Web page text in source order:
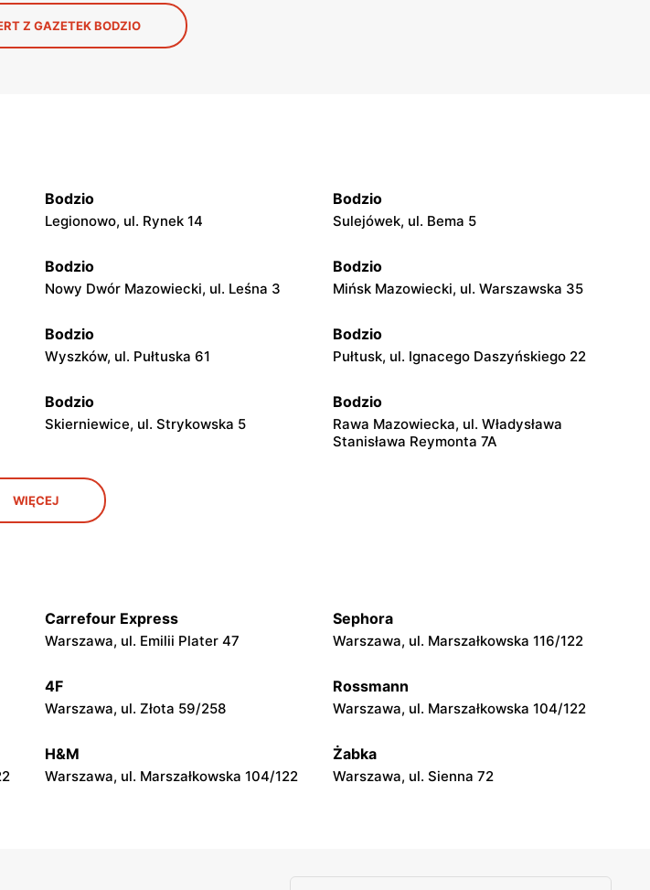
Z GAZETEK BODZIO
Bodzio
Legionowo, ul. Rynek 14
Bodzio
Sulejówek, ul. Bema 5
Bodzio
Nowy Dwór Mazowiecki, ul. Leśna 3
Bodzio
Mińsk Mazowiecki, ul. Warszawska 35
Bodzio
Wyszków, ul. Pułtuska 61
Bodzio
Pułtusk, ul. Ignacego Daszyńskiego 22
Bodzio
Skierniewice, ul. Strykowska 5
Bodzio
Rawa Mazowiecka, ul. Władysława
Stanisława Reymonta 7A
Bodzio
Kozienice, ul. Warszawska 34
Bodzio
Ostrołęka, ul. Henryka Sienkiewicza
Bodzio
Tomaszów Mazowiecki, ul. Smugowa 2
Bodzio Bodzio
WIĘCEJ
Carrefour Express
Warszawa, ul. Emilii Plater 47
Sephora
Warszawa, ul. Marszałkowska 116/122
4F
Warszawa, ul. Złota 59/258
Rossmann
Warszawa, ul. Marszałkowska 104/122
H&M
Warszawa, ul. Marszałkowska 104/122
Żabka
Warszawa, ul. Sienna 72